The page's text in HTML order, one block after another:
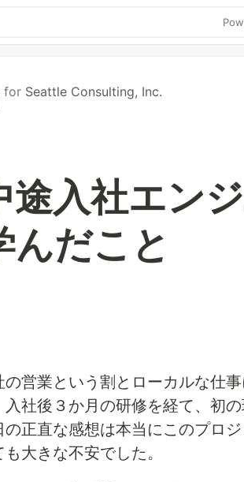
for Seattle Consulting, Inc.
途入社エン
んだこと
営業という割とローカルな仕
社後３か月の研修を経て、初
の正直な感想は本当にこのプロ
大きな不安でした。